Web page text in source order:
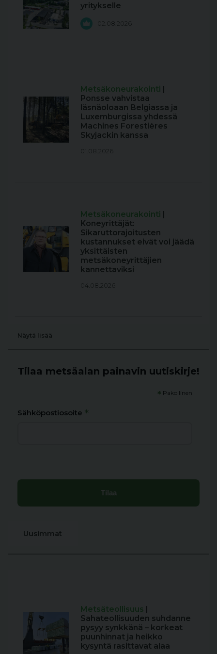
yritykselle
02.08.2026
Metsäkoneurakointi |
Ponsse vahvistaa
läsnäoloaan Belgiassa ja
Luxemburgissa yhdessä
Machines Forestières
Skyjackin kanssa
01.08.2026
Metsäkoneurakointi |
Koneyrittäjät:
Sikaruttorajoitusten
kustannukset eivät voi jäädä
yksittäisten
metsäkoneyrittäjien
kannettaviksi
04.08.2026
Näytä lisää
Tilaa metsäalan painavin uutiskirje!
* Pakollinen
Sähköpostiosoite *
Uusimmat
Metsäteollisuus |
Sahateollisuuden suhdanne
pysyy synkkänä – korkeat
puunhinnat ja heikko
kysyntä rasittavat alaa